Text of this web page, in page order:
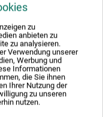
zu
anbieten zu
zu analysieren.
Verwendung unserer
Werbung und
Informationen
die Sie ihnen
Ihrer Nutzung der
zu unseren
nutzen.
Jugendlichen